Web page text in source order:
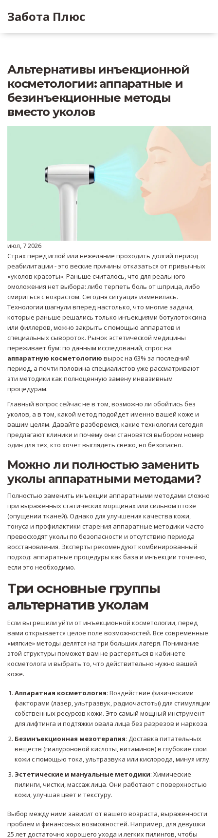
Забота Плюс
Альтернативы инъекционной
косметологии: аппаратные и
безинъекционные методы
вместо уколов
июл, 7 2026
Страх перед иглой или нежелание проходить долгий период
реабилитации - это веские причины отказаться от привычных
«уколов красоты». Раньше считалось, что для реального
омоложения нет выбора: либо терпеть боль от шприца, либо
смириться с возрастом. Сегодня ситуация изменилась.
Технологии шагнули вперед настолько, что многие задачи,
которые раньше решались только инъекциями ботулотоксина
или филлеров, можно закрыть с помощью аппаратов и
специальных сывороток. Рынок эстетической медицины
переживает бум: по данным исследований, спрос на
аппаратную косметологию вырос на 63% за последний
период, а почти половина специалистов уже рассматривают
эти методики как полноценную замену инвазивным
процедурам.
Главный вопрос сейчас не в том, возможно ли обойтись без
уколов, а в том, какой метод подойдет именно вашей коже и
вашим целям. Давайте разберемся, какие технологии сегодня
предлагают клиники и почему они становятся выбором номер
один для тех, кто хочет выглядеть свежо, но безопасно.
Можно ли полностью заменить
уколы аппаратными методами?
Полностью заменить инъекции аппаратными методами сложно
при выраженных статических морщинах или сильном птозе
(опущении тканей). Однако для улучшения качества кожи,
тонуса и профилактики старения аппаратные методики часто
превосходят уколы по безопасности и отсутствию периода
восстановления. Эксперты рекомендуют комбинированный
подход: аппаратные процедуры как база и инъекции точечно,
если это необходимо.
Три основные группы
альтернатив уколам
Если вы решили уйти от инъекционной косметологии, перед
вами открывается целое поле возможностей. Все современные
«мягкие» методы делятся на три больших лагеря. Понимание
этой структуры поможет вам не растеряться в кабинете
косметолога и выбрать то, что действительно нужно вашей
коже.
Аппаратная косметология: Воздействие физическими
факторами (лазер, ультразвук, радиочастоты) для стимуляции
собственных ресурсов кожи. Это самый мощный инструмент
для лифтинга и подтяжки овала лица без разрезов и наркоза.
Безинъекционная мезотерапия: Доставка питательных
веществ (гиалуроновой кислоты, витаминов) в глубокие слои
кожи с помощью тока, ультразвука или кислорода, минуя иглу.
Эстетические и мануальные методики: Химические
пилинги, чистки, массаж лица. Они работают с поверхностью
кожи, улучшая цвет и текстуру.
Выбор между ними зависит от вашего возраста, выраженности
проблем и финансовых возможностей. Например, для девушки
25 лет достаточно хорошего ухода и легких пилингов, чтобы